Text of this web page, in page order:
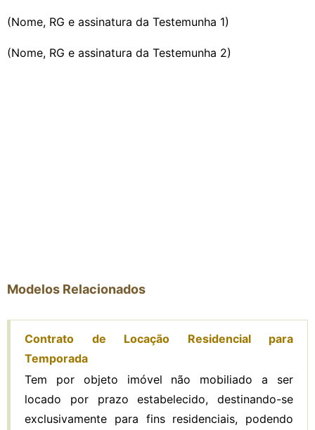
(Nome, RG e assinatura da Testemunha 1)
(Nome, RG e assinatura da Testemunha 2)
Modelos Relacionados
Contrato de Locação Residencial para
Temporada
Tem por objeto imóvel não mobiliado a ser
locado por prazo estabelecido, destinando-se
exclusivamente para fins residenciais, podendo